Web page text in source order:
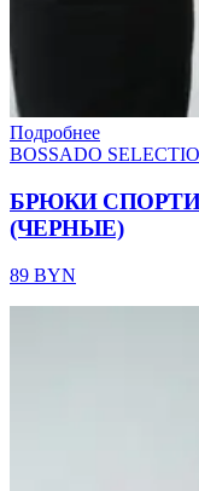
Подробнее
BOSSADO
БРЮКИ
(ЧЕРНЫЕ)
89 BYN